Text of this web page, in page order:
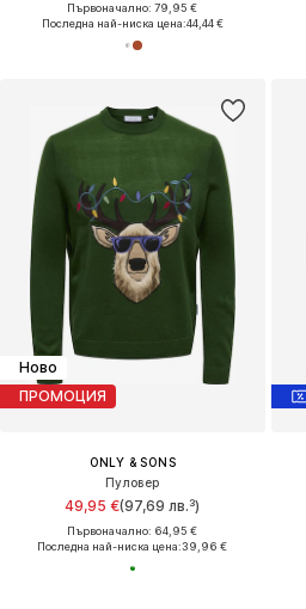
Първоначално: 79,95 €
Последна най-ниска цена:44,44 €
Ново
ПРОМОЦИЯ
ONLY & SONS
Пуловер
49,95 €(97,69 лв.³)
Първоначално: 64,95 €
Последна най-ниска цена:39,96 €